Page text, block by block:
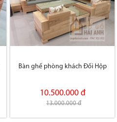
Bàn ghế phòng khách Đối Hộp
10.500.000 đ
13.000.000 đ